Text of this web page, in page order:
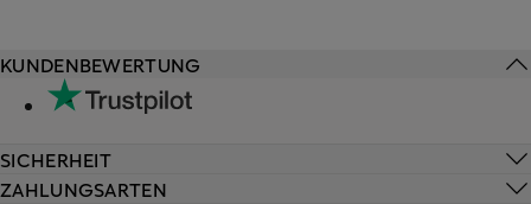
KUNDENBEWERTUNG
SICHERHEIT
ZAHLUNGSARTEN